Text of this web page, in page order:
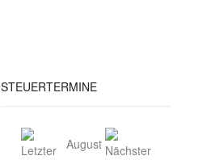
STEUERTERMINE
August